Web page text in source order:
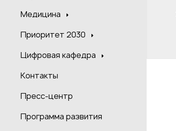
Медицина
Приоритет 2030
Цифровая кафедра
Контакты
Пресс-центр
Программа развития